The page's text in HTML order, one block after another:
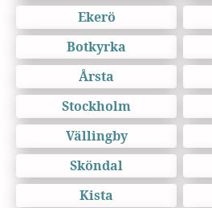
Ekerö
Botkyrka
Årsta
Stockholm
Vällingby
Sköndal
Kista